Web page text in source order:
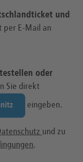
und
per E-Mail an
oder
Sie direkt
eingeben.
und zu
.